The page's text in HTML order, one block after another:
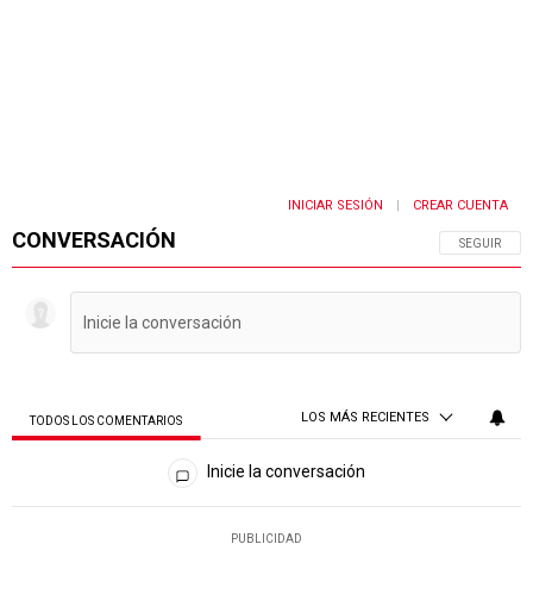
CONVERSACIÓN SIGA ESTA
SEGUIR
INICIAR SESIÓN CREAR CUENTA
TODOS LOS COMENTARIOS LOS MÁS RECIENTES
Todos los comentarios
Inicie la conversación
PUBLICIDAD